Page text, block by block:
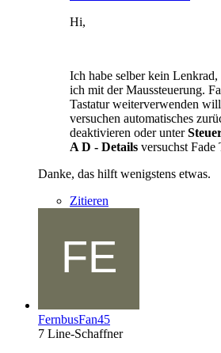
Hi,
Ich habe selber kein Lenkrad,
ich mit der Maussteuerung.
Tastatur weiterverwenden
versuchen automatisches
deaktivieren oder unter
A D - Details versuchst Fade
Danke, das hilft wenigstens etwas.
Zitieren
FernbusFan45
7 Line-Schaffner